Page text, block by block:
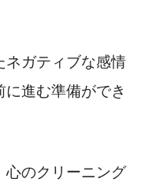
ネガティブな感情
進む準備ができ
心のクリーニング